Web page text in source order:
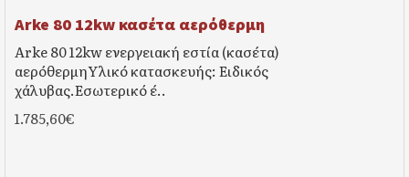
Arke 80 12kw κασέτα αερόθερμη
Arke 80 12kw ενεργειακή εστία (κασέτα)
αερόθερμηΥλικό κατασκευής: Ειδικός
χάλυβας.Εσωτερικό έ..
1.785,60€